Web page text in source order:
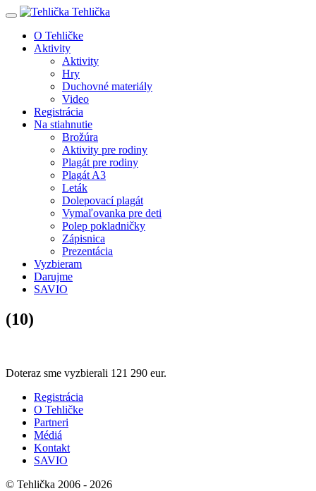
Tehlička
O Tehličke
Aktivity
Aktivity
Hry
Duchovné materiály
Video
Registrácia
Na stiahnutie
Brožúra
Aktivity pre rodiny
Plagát pre rodiny
Plagát A3
Leták
Dolepovací plagát
Vymaľovanka pre deti
Polep pokladničky
Zápisnica
Prezentácia
Vyzbieram
Darujme
SAVIO
(10)
Doteraz sme vyzbierali 121 290 eur.
Registrácia
O Tehličke
Partneri
Médiá
Kontakt
SAVIO
© Tehlička 2006 - 2026